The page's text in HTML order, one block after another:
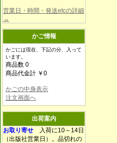
営業日・時間・発送etcの詳細
→
かご情報
かごには現在、下記の分、入って
います。
商品数 0
商品代金計 ￥0
かごの中身表示
注文画面へ
出荷案内
お取り寄せ 入荷に10～14日
（出版社営業日）。品切れの